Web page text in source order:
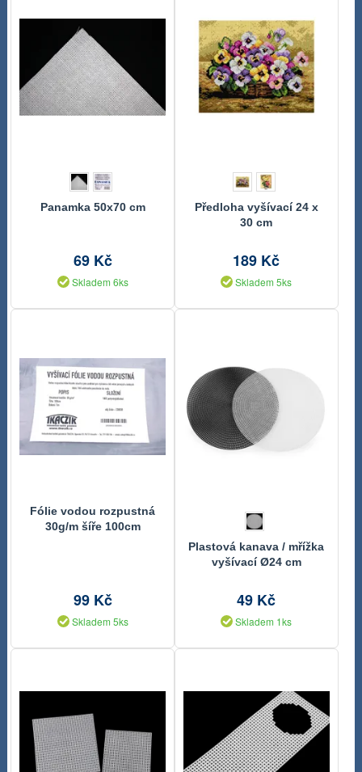
Panamka 50x70 cm
69 Kč
Skladem 6ks
Předloha vyšívací 24 x
30 cm
189 Kč
Skladem 5ks
Fólie vodou rozpustná
30g/m šíře 100cm
99 Kč
Skladem 5ks
Plastová kanava / mřížka
vyšívací Ø24 cm
49 Kč
Skladem 1ks